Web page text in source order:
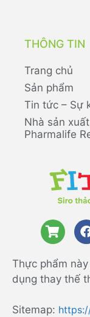
THÔNG TIN
Trang chủ
Sản phẩm
Tin tức – Sự
Nhà sản xuất
Pharmalife
Thực phẩm
dụng thay thế
Sitemap: